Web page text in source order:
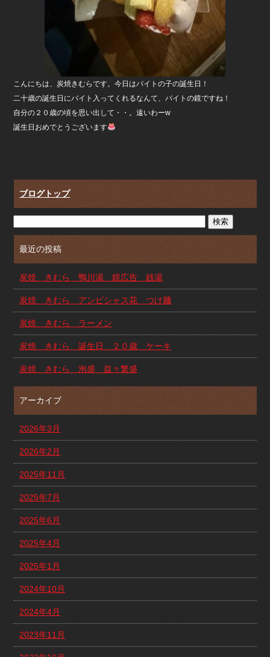
こんにちは、炭焼きむらです。今日はバイトの子の誕生日！
二十歳の誕生日にバイト入ってくれるなんて、バイトの鏡ですね！
自分の２０歳の頃を思い出して・・。遠いわーw
誕生日おめでとうございます
ブログトップ
最近の投稿
炭焼 きむら 鴨川湯 鏡広告 銭湯
炭焼 きむら アンビシャス花 つけ麺
炭焼 きむら ラーメン
炭焼 きむら 誕生日 ２０歳 ケーキ
炭焼 きむら 泡盛 益々繁盛
アーカイブ
2026年3月
2026年2月
2025年11月
2025年7月
2025年6月
2025年4月
2025年1月
2024年10月
2024年4月
2023年11月